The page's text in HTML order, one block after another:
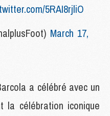
5RAI8rjliO
March 17,
a célébré avec un
la célébration iconique